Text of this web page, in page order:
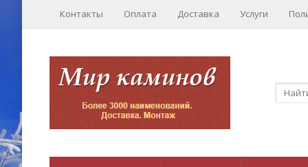
Контакты Оплата Доставка Услуги